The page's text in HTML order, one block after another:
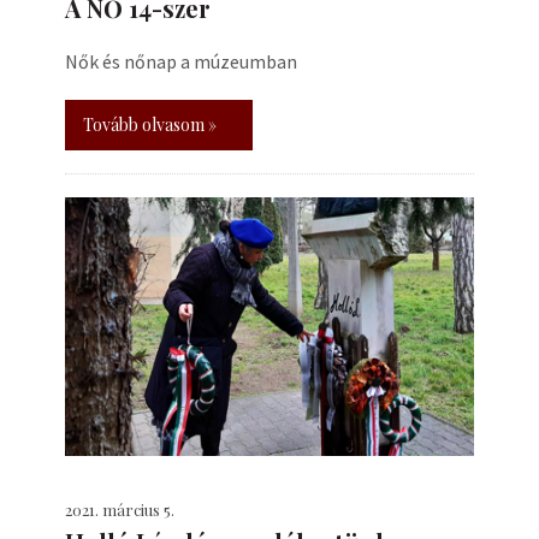
A NŐ 14-szer
Nők és nőnap a múzeumban
Tovább olvasom »
2021. március 5.